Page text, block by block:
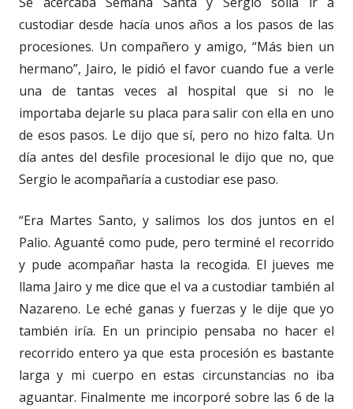
custodiar desde hacía unos años a los pasos de las
procesiones. Un compañero y amigo, “Más bien un
hermano”, Jairo, le pidió el favor cuando fue a verle
una de tantas veces al hospital que si no le
importaba dejarle su placa para salir con ella en uno
de esos pasos. Le dijo que sí, pero no hizo falta. Un
día antes del desfile procesional le dijo que no, que
Sergio le acompañaría a custodiar ese paso.
“Era Martes Santo, y salimos los dos juntos en el
Palio. Aguanté como pude, pero terminé el recorrido
y pude acompañar hasta la recogida. El jueves me
llama Jairo y me dice que el va a custodiar también al
Nazareno. Le eché ganas y fuerzas y le dije que yo
también iría. En un principio pensaba no hacer el
recorrido entero ya que esta procesión es bastante
larga y mi cuerpo en estas circunstancias no iba
aguantar. Finalmente me incorporé sobre las 6 de la